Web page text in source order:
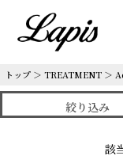
トップ ＞ TREATMENT ＞
絞り込み
該